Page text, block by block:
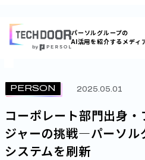
容
を
キッ
プ
パーソルグループの
AI活用を紹介するメディ
PERSON 2025.05.01
コーポレート部門出身
ジャーの挑戦―パーソル
システムを刷新